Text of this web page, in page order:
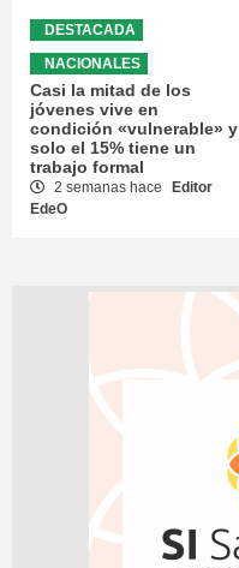
DESTACADA
NACIONALES
Casi la mitad de los
jóvenes vive en
condición «vulnerable» y
solo el 15% tiene un
trabajo formal
2 semanas hace
Editor
EdeO